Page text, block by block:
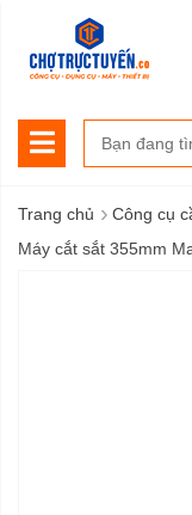
Trang chủ › Công cụ
Máy cắt sắt 355mm